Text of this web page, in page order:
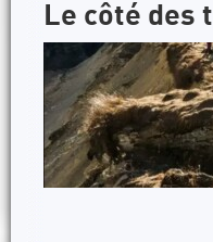
Le côté des